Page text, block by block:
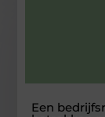
Een